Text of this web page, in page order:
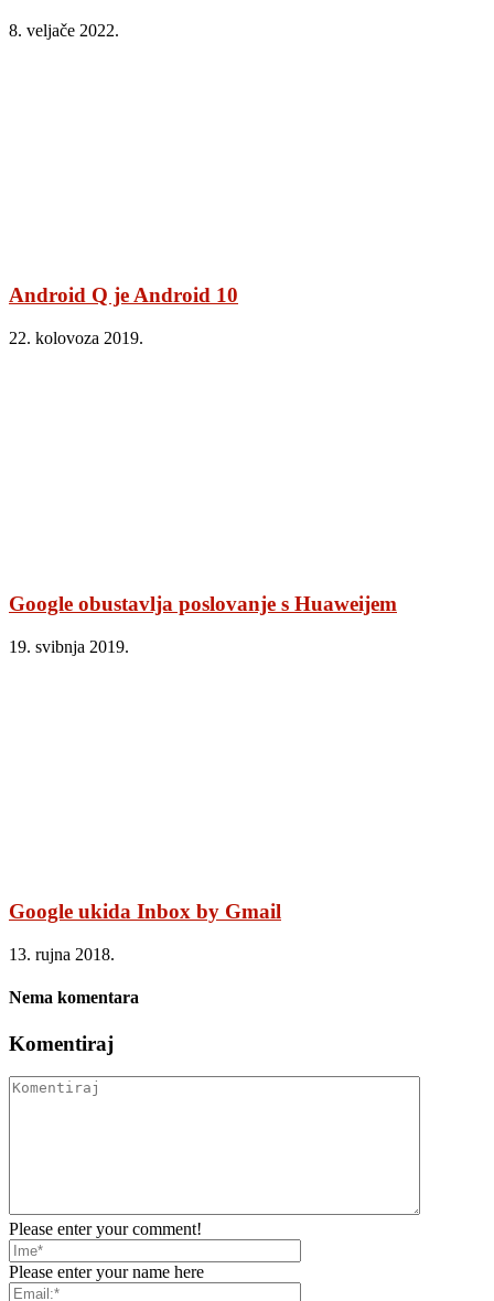
8. veljače 2022.
Android Q je Android 10
22. kolovoza 2019.
Google obustavlja poslovanje s Huaweijem
19. svibnja 2019.
Google ukida Inbox by Gmail
13. rujna 2018.
Nema komentara
Komentiraj
Please enter your comment!
Please enter your name here